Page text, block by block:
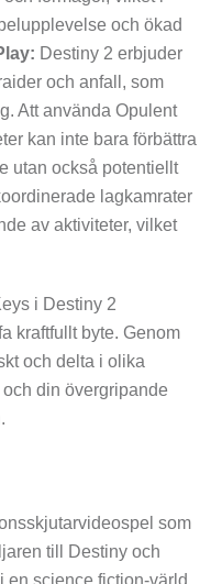
och ökad
Destiny 2 erbjuder
och anfall, som
Att använda Opulent
kan inte bara förbättra
utan också potentiellt
lagkamrater
av aktiviteter, vilket
i Destiny 2
kraftfullt byte. Genom
och delta i olika
din övergripande
som
till Destiny och
en science fiction-värld